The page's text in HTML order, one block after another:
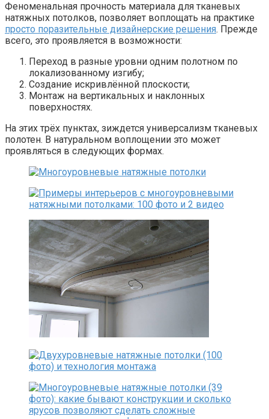
Феноменальная прочность материала для тканевых
натяжных потолков, позволяет воплощать на практике
просто поразительные дизайнерские решения. Прежде
всего, это проявляется в возможности:
Переход в разные уровни одним полотном по
локализованному изгибу;
Создание искривлённой плоскости;
Монтаж на вертикальных и наклонных
поверхностях.
На этих трёх пунктах, зиждется универсализм тканевых
полотен. В натуральном воплощении это может
проявляться в следующих формах.